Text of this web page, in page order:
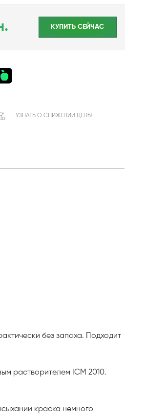
КУПИТЬ CЕЙЧАС
УЗНАТЬ О СНИЖЕНИИ ЦЕНЫ
без запаха. Подходит
растворителем ICM 2010.
краска немного